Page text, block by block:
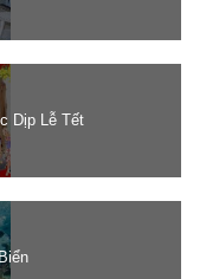
Dịp Lễ Tết